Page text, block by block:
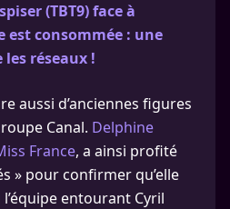
(TBT9) face à
consommée : une
réseaux !
aussi d’anciennes figures
Canal. Delphine
France, a ainsi profité
» pour confirmer qu’elle
entourant Cyril